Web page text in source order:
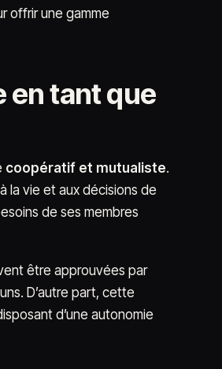
offrir une gamme
en tant que
coopératif et mutualiste.
la vie et aux décisions de
de ses membres
être approuvées par
D’autre part, cette
d’une autonomie